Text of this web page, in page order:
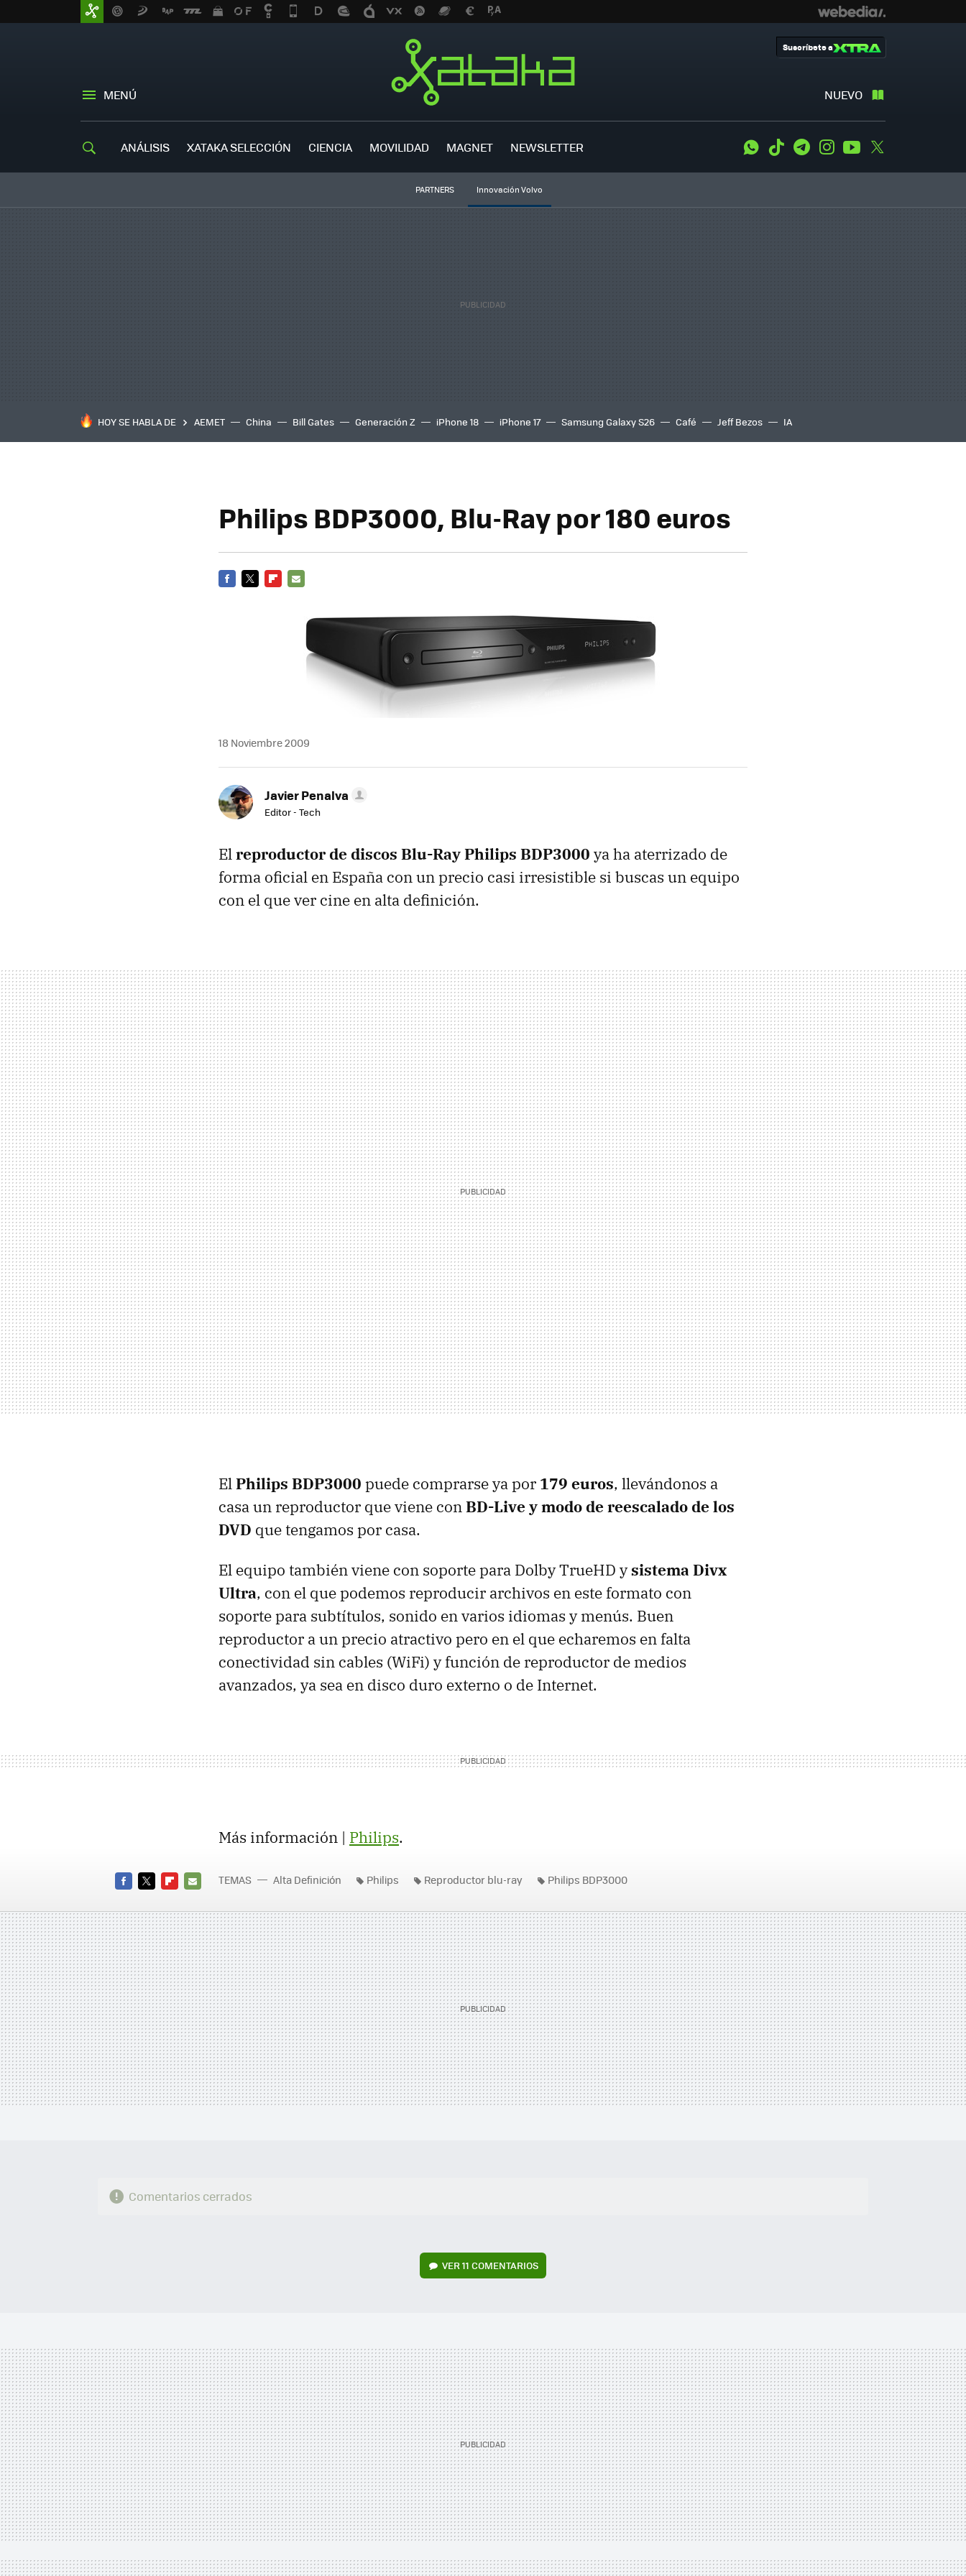
MENÚ NUEVO
Suscríbete a
ANÁLISIS XATAKA SELECCIÓN CIENCIA MOVILIDAD MAGNET NEWSLETTER WhatsApp
Tiktok TelegramInstagramYoutube
PARTNERS Innovación Volvo
HOY SE HABLA DE AEMET China Bill Gates Generación Z iPhone 18 iPhone 17 Samsung Galaxy S26 Café Jeff Bezos IA
Philips BDP3000, Blu-Ray por 180 euros
18 Noviembre 2009
Javier Penalva
Editor - Tech
Elreproductor de discos Blu-Ray Philips BDP3000 ya ha aterrizado de
forma oficial en España con un precio casi irresistible si buscas un equipo
con el que ver cine en alta definición.
ElPhilips BDP3000 puede comprarse ya por 179 euros, llevándonos a
casa un reproductor que viene conBD-Live y modo de reescalado de los
DVD que tengamos por casa.
El equipo también viene con soporte para Dolby TrueHD ysistema Divx
Ultra, con el que podemos reproducir archivos en este formato con
soporte para subtítulos, sonido en varios idiomas y menús. Buen
reproductor a un precio atractivo pero en el que echaremos en falta
conectividad sin cables (WiFi) y función de reproductor de medios
avanzados, ya sea en disco duro externo o de Internet.
Más información | Philips.
MAIL
TEMAS Alta Definición Philips Reproductor blu-ray Philips BDP3000
Comentarios cerrados
VER11 COMENTARIOS